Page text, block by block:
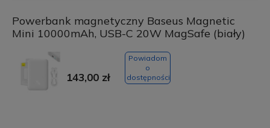
Powerbank magnetyczny Baseus Magnetic
Mini 10000mAh, USB-C 20W MagSafe (biały)
143,00 zł
Powiadom
o
dostępności